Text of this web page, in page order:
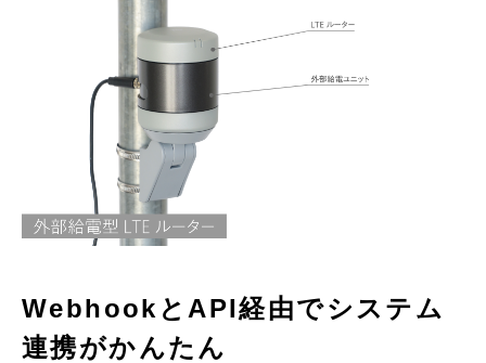
WebhookとAPI経由でシステム
連携がかんたん